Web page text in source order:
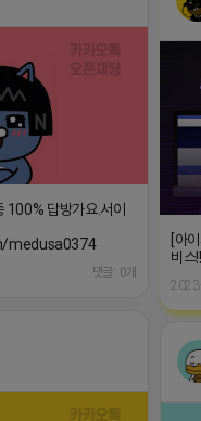
답방가요.서이
medusa0374
댓글: 0개
[아
비스!!